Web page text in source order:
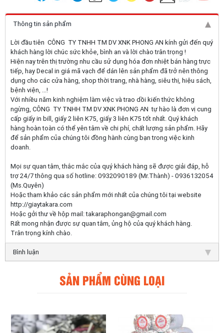
Thông tin sản phẩm
Lời đầu tiên CÔNG TY TNHH TM DV XNK PHONG AN kính gửi đến quý
khách hàng lời chúc sức khỏe, bình an và lời chào trân trọng !
Hiện nay trên thị trường nhu cầu sử dụng hóa đơn nhiệt bán hàng trực
tiếp, hay Decal in giá mã vạch để dán lên sản phẩm đã trở nên thông
dụng cho các cửa hàng, shop thời trang, nhà hàng, siêu thị, hiệu sách,
bệnh viện, ...!
Với nhiều năm kinh nghiệm làm việc và trao dồi kiến thức không
ngừng, CÔNG TY TNHH TM DV XNK PHONG AN tự hào là đơn vị cung
cấp giấy in bill, giấy 2 liên K75, giấy 3 liên K75 tốt nhất. Quý khách
hàng hoàn toàn có thể yên tâm về chi phí, chất lượng sản phẩm. Hãy
để sản phẩm của chúng tôi đồng hành cùng bạn trong việc kinh
doanh.
Mọi sự quan tâm, thắc mắc của quý khách hàng sẽ được giải đáp, hỗ
trợ 24/7 thông qua số hotline: 0932090189 (Mr.Thành) - 0936132054
(Ms.Quyên)
Hoặc tham khảo các sản phẩm mới nhất của chúng tôi tại website
http://giaytakara.com
Hoặc gởi thư về hộp mail: takaraphongan@gmail.com
Rất mong nhận được sự quan tâm, ủng hộ của quý khách hàng.
Trân trọng kính chào.
Bình luận
SẢN PHẨM CÙNG LOẠI